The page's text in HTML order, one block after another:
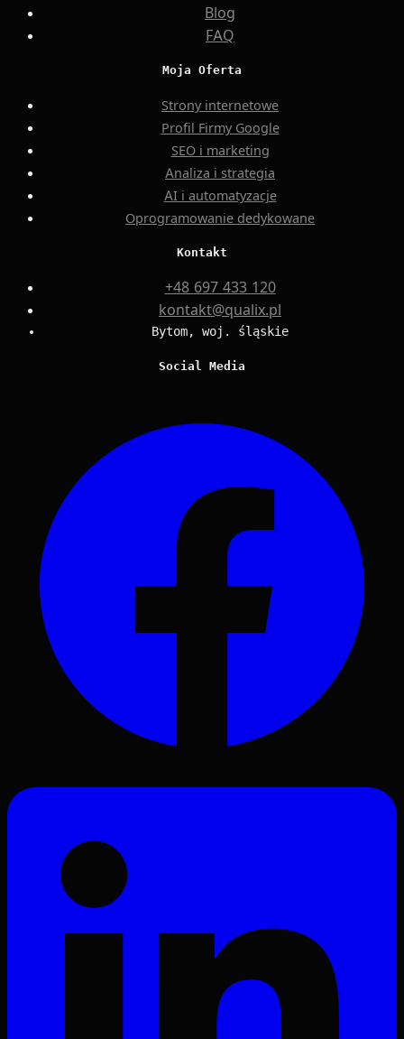
Blog
FAQ
Moja Oferta
Strony internetowe
Profil Firmy Google
SEO i marketing
Analiza i strategia
AI i automatyzacje
Oprogramowanie dedykowane
Kontakt
+48 697 433 120
kontakt@qualix.pl
Bytom, woj. śląskie
Social Media